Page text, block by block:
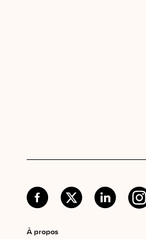
À propos